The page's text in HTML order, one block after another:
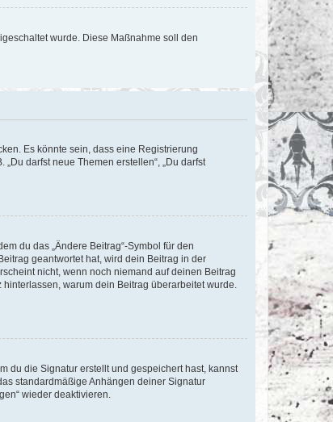
wurde. Diese Maßnahme soll den
Es könnte sein, dass eine Registrierung
darfst neue Themen erstellen“, „Du darfst
du das „Ändere Beitrag“-Symbol für den
geantwortet hat, wird dein Beitrag in der
nicht, wenn noch niemand auf deinen Beitrag
warum dein Beitrag überarbeitet wurde.
du die Signatur erstellt und gespeichert hast, kannst
standardmäßige Anhängen deiner Signatur
wieder deaktivieren.